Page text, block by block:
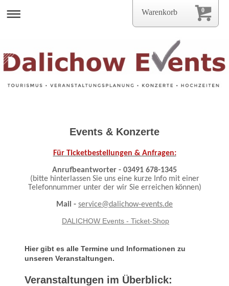
Events & Konzerte
Für Ticketbestellungen & Anfragen:
Anrufbeantworter - 03491 678-1345
(bitte hinterlassen Sie uns eine kurze Info mit einer
Telefonnummer unter der wir Sie erreichen können)
Mail - service@dalichow-events.de
DALICHOW Events - Ticket-Shop
Hier gibt es alle Termine und Informationen zu
unseren Veranstaltungen.
Veranstaltungen im Überblick:
0
Warenkorb